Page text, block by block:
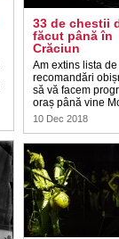
33 de chestii
făcut până în
Crăciun
Am extins lista de
recomandări
să vă facem
oraș până vine
10 Dec 2018